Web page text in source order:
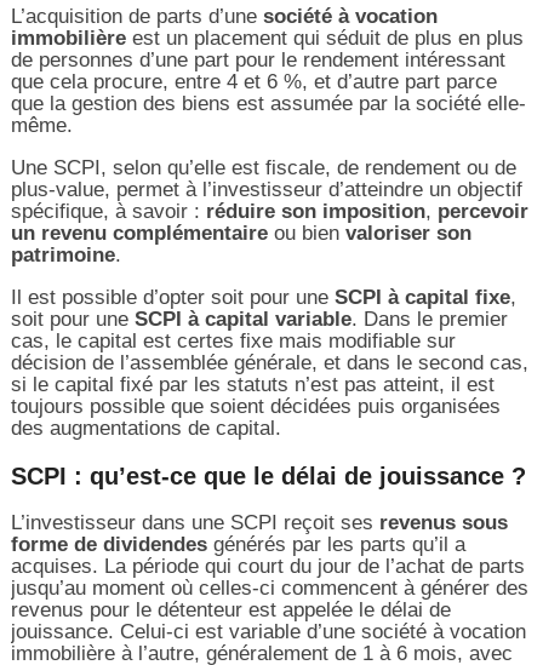
L’acquisition de parts d’une société à vocation
immobilièreest un placement qui séduit de plus en plus
de personnes d’une part pour le rendement intéressant
que cela procure, entre 4 et 6 %, et d’autre part parce
que la gestion des biens est assumée par la société elle-
même.
Une SCPI, selon qu’elle est fiscale, de rendement ou de
plus-value, permet à l’investisseur d’atteindre un objectif
spécifique, à savoir : réduire son imposition, percevoir
un revenu complémentaireou bien valoriser son
patrimoine.
Il est possible d’opter soit pour une SCPI à capital fixe,
soit pour une SCPI à capital variable. Dans le premier
cas, le capital est certes fixe mais modifiable sur
décision de l’assemblée générale, et dans le second cas,
si le capital fixé par les statuts n’est pas atteint, il est
toujours possible que soient décidées puis organisées
des augmentations de capital.
SCPI : qu’est-ce que le délai de jouissance ?
L’investisseur dans une SCPI reçoit ses revenus sous
forme de dividendesgénérés par les parts qu’il a
acquises. La période qui court du jour de l’achat de parts
jusqu’au moment où celles-ci commencent à générer des
revenus pour le détenteur est appelée le délai de
jouissance. Celui-ci est variable d’une société à vocation
immobilière à l’autre, généralement de 1 à 6 mois, avec